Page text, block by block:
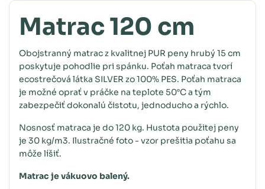
Matrac 120 cm
Obojstranný matrac z kvalitnej PUR peny hrubý 15 cm
poskytuje pohodlie pri spánku. Poťah matraca tvorí
ecostrečová látka SILVER zo 100% PES. Poťah matraca
je možné oprať v práčke na teplote 50°C a tým
zabezpečiť dokonalú čistotu, jednoducho a rýchlo.
Nosnosť matraca je do 120 kg. Hustota použitej peny
je 30 kg/m3. Ilustračné foto - vzor prešitia poťahu sa
môže líšiť.
Matrac je vákuovo balený.